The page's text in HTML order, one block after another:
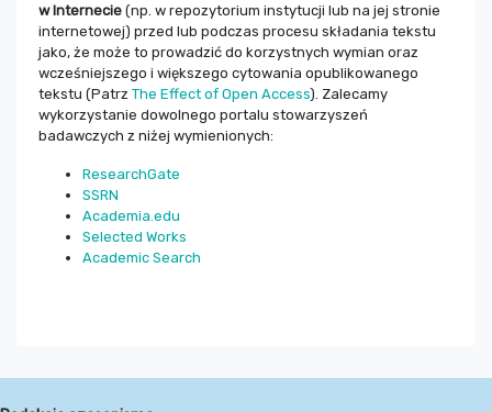
w Internecie (np. w repozytorium instytucji lub na jej stronie
internetowej) przed lub podczas procesu składania tekstu
jako, że może to prowadzić do korzystnych wymian oraz
wcześniejszego i większego cytowania opublikowanego
tekstu (Patrz The Effect of Open Access). Zalecamy
wykorzystanie dowolnego portalu stowarzyszeń
badawczych z niżej wymienionych:
ResearchGate
SSRN
Academia.edu
Selected Works
Academic Search